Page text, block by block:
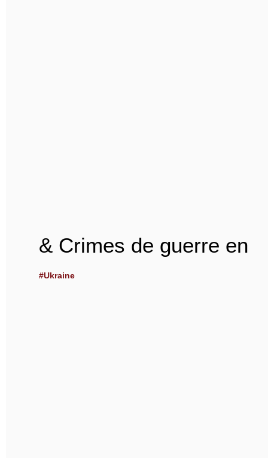
& Crimes de guerre en
#Ukraine